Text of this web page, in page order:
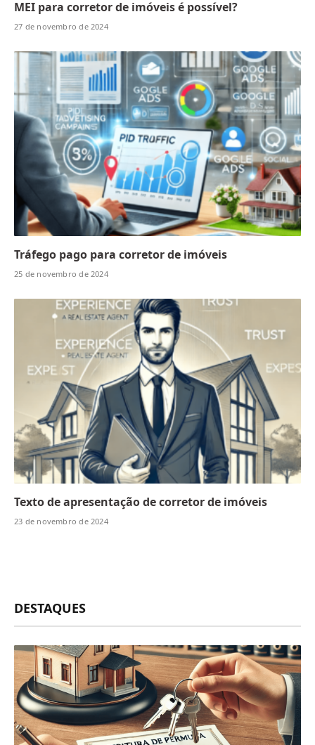
MEI para corretor de imóveis é possível?
27 de novembro de 2024
Tráfego pago para corretor de imóveis
25 de novembro de 2024
Texto de apresentação de corretor de imóveis
23 de novembro de 2024
DESTAQUES